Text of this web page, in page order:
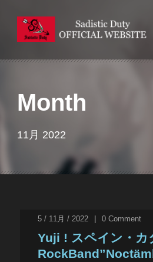
Month
11月 2022
5 / 11月 / 2022 0 Comment
Yuji ! スペイン・カ